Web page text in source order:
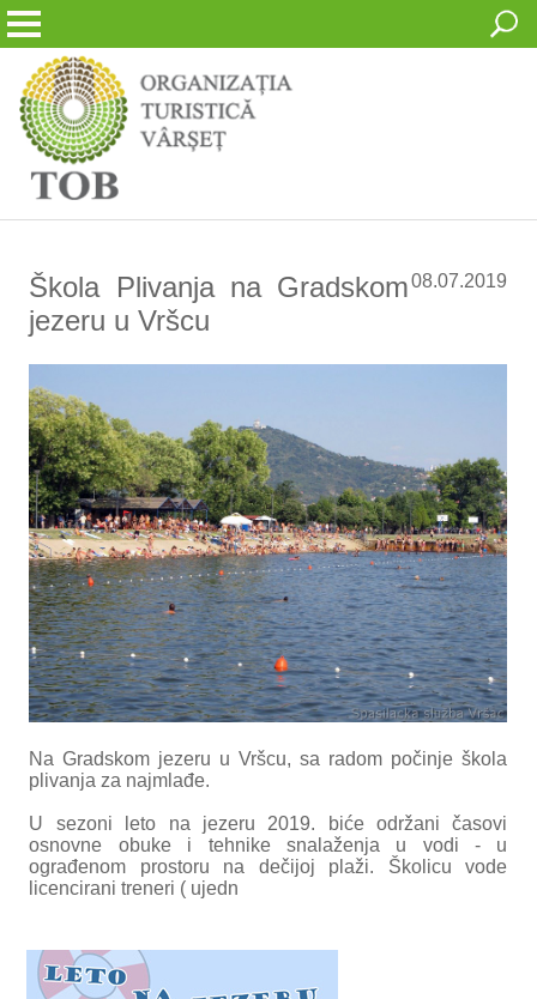
Škola Plivanja na Gradskom
jezeru u Vršcu
08.07.2019
Na Gradskom jezeru u Vršcu, sa radom počinje škola
plivanja za najmlađe.
U sezoni leto na jezeru 2019. biće održani časovi
osnovne obuke i tehnike snalaženja u vodi - u
ograđenom prostoru na dečijoj plaži. Školicu vode
licencirani treneri ( ujedn